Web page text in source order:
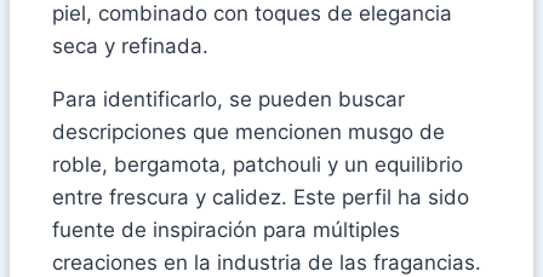
piel, combinado con toques de elegancia
seca y refinada.
Para identificarlo, se pueden buscar
descripciones que mencionen musgo de
roble, bergamota, patchouli y un equilibrio
entre frescura y calidez. Este perfil ha sido
fuente de inspiración para múltiples
creaciones en la industria de las fragancias.